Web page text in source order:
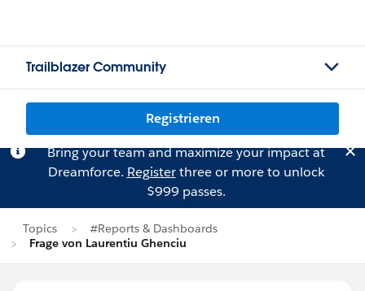
Trailblazer Community
Registrieren
Bring your team and maximize your impact at
Dreamforce. Registerthree or more to unlock
$999 passes.
Topics
#Reports & Dashboards
Frage von Laurentiu Ghenciu